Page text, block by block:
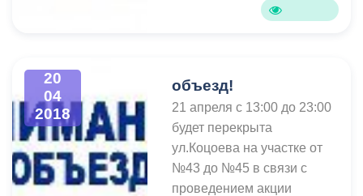
20
04
2018
объезд!
21 апреля с 13:00 до 23:00
будет перекрыта
ул.Коцоева на участке от
№43 до №45 в связи с
проведением акции